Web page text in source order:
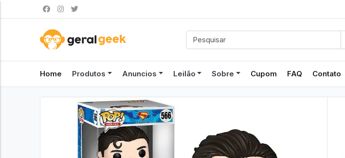
Home Produtos Anuncios Leilão Sobre Cupom FAQ Contato